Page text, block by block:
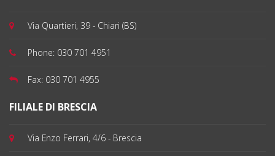
Via Quartieri, 39 - Chiari (BS)
Phone: 030 701 4951
Fax: 030 701 4955
FILIALE DI BRESCIA
Via Enzo Ferrari, 4/6 - Brescia